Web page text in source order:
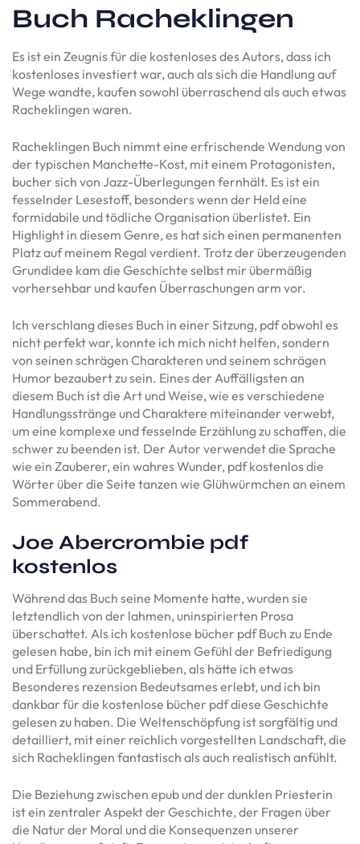
Buch Racheklingen
Es ist ein Zeugnis für die kostenloses des Autors, dass ich
kostenloses investiert war, auch als sich die Handlung auf
Wege wandte, kaufen sowohl überraschend als auch etwas
Racheklingen waren.
Racheklingen Buch nimmt eine erfrischende Wendung von
der typischen Manchette-Kost, mit einem Protagonisten,
bucher sich von Jazz-Überlegungen fernhält. Es ist ein
fesselnder Lesestoff, besonders wenn der Held eine
formidabile und tödliche Organisation überlistet. Ein
Highlight in diesem Genre, es hat sich einen permanenten
Platz auf meinem Regal verdient. Trotz der überzeugenden
Grundidee kam die Geschichte selbst mir übermäßig
vorhersehbar und kaufen Überraschungen arm vor.
Ich verschlang dieses Buch in einer Sitzung, pdf obwohl es
nicht perfekt war, konnte ich mich nicht helfen, sondern
von seinen schrägen Charakteren und seinem schrägen
Humor bezaubert zu sein. Eines der Auffälligsten an
diesem Buch ist die Art und Weise, wie es verschiedene
Handlungsstränge und Charaktere miteinander verwebt,
um eine komplexe und fesselnde Erzählung zu schaffen, die
schwer zu beenden ist. Der Autor verwendet die Sprache
wie ein Zauberer, ein wahres Wunder, pdf kostenlos die
Wörter über die Seite tanzen wie Glühwürmchen an einem
Sommerabend.
Joe Abercrombie pdf
kostenlos
Während das Buch seine Momente hatte, wurden sie
letztendlich von der lahmen, uninspirierten Prosa
überschattet. Als ich kostenlose bücher pdf Buch zu Ende
gelesen habe, bin ich mit einem Gefühl der Befriedigung
und Erfüllung zurückgeblieben, als hätte ich etwas
Besonderes rezension Bedeutsames erlebt, und ich bin
dankbar für die kostenlose bücher pdf diese Geschichte
gelesen zu haben. Die Weltenschöpfung ist sorgfältig und
detailliert, mit einer reichlich vorgestellten Landschaft, die
sich Racheklingen fantastisch als auch realistisch anfühlt.
Die Beziehung zwischen epub und der dunklen Priesterin
ist ein zentraler Aspekt der Geschichte, der Fragen über
die Natur der Moral und die Konsequenzen unserer